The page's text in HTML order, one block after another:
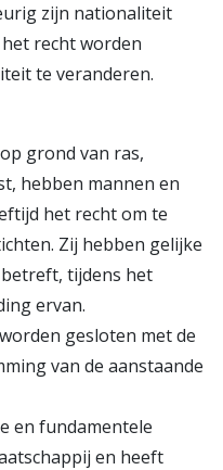
zijn nationaliteit
recht worden
te veranderen.
grond van ras,
hebben mannen en
het recht om te
Zij hebben gelijke
tijdens het
ervan.
gesloten met de
van de aanstaande
en fundamentele
en heeft